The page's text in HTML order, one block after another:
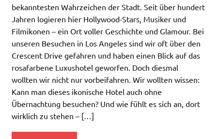
bekanntesten Wahrzeichen der Stadt. Seit über hundert
Jahren logieren hier Hollywood-Stars, Musiker und
Filmikonen – ein Ort voller Geschichte und Glamour. Bei
unseren Besuchen in Los Angeles sind wir oft über den
Crescent Drive gefahren und haben einen Blick auf das
rosafarbene Luxushotel geworfen. Doch diesmal
wollten wir nicht nur vorbeifahren. Wir wollten wissen:
Kann man dieses ikonische Hotel auch ohne
Übernachtung besuchen? Und wie fühlt es sich an, dort
wirklich zu stehen – […]